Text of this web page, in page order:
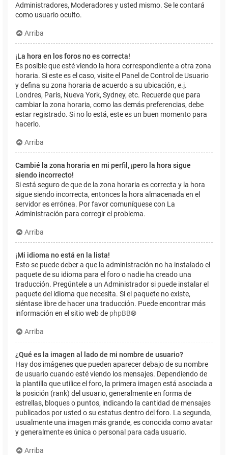
Administradores, Moderadores y usted mismo. Se le contará
como usuario oculto.
Arriba
¡La hora en los foros no es correcta!
Es posible que esté viendo la hora correspondiente a otra zona
horaria. Si este es el caso, visite el Panel de Control de Usuario
y defina su zona horaria de acuerdo a su ubicación, e.j.
Londres, París, Nueva York, Sydney, etc. Recuerde que para
cambiar la zona horaria, como las demás preferencias, debe
estar registrado. Si no lo está, este es un buen momento para
hacerlo.
Arriba
Cambié la zona horaria en mi perfil, ¡pero la hora sigue
siendo incorrecto!
Si está seguro de que de la zona horaria es correcta y la hora
sigue siendo incorrecta, entonces la hora almacenada en el
servidor es errónea. Por favor comuníquese con La
Administración para corregir el problema.
Arriba
¡Mi idioma no está en la lista!
Esto se puede deber a que la administración no ha instalado el
paquete de su idioma para el foro o nadie ha creado una
traducción. Pregúntele a un Administrador si puede instalar el
paquete del idioma que necesita. Si el paquete no existe,
siéntase libre de hacer una traducción. Puede encontrar más
información en el sitio web de phpBB®
Arriba
¿Qué es la imagen al lado de mi nombre de usuario?
Hay dos imágenes que pueden aparecer debajo de su nombre
de usuario cuando esté viendo los mensajes. Dependiendo de
la plantilla que utilice el foro, la primera imagen está asociada a
la posición (rank) del usuario, generalmente en forma de
estrellas, bloques o puntos, indicando la cantidad de mensajes
publicados por usted o su estatus dentro del foro. La segunda,
usualmente una imagen más grande, es conocida como avatar
y generalmente es única o personal para cada usuario.
Arriba